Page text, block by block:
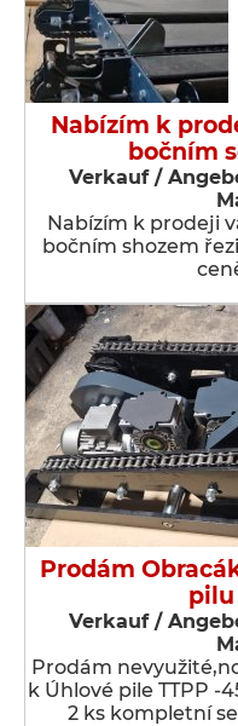
Nabízím k
bočním
Verkauf /
Nabízím k prodeji
bočním shozem
Prodám
pilu
Verkauf /
Prodám
k Úhlové pile TTPP -
2 ks kompletní